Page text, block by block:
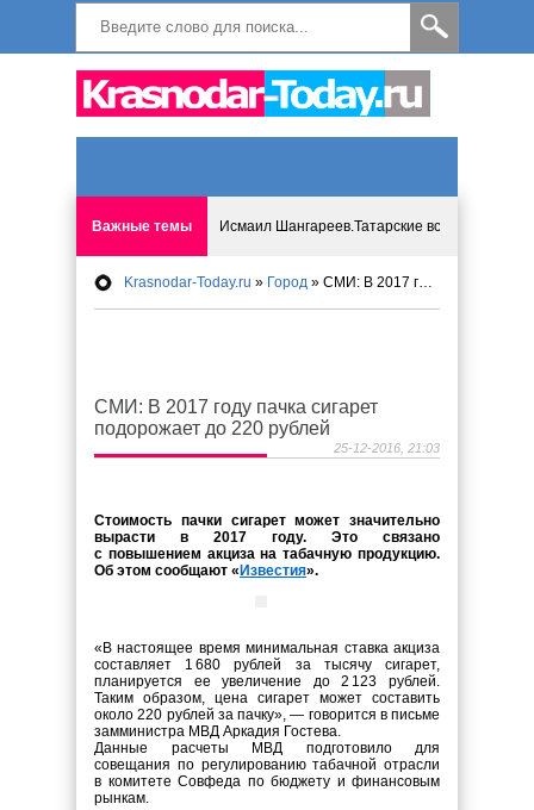
Важные темы Исмаил Шангареев.Татарские встречи на
Программа «Мир без слёз» впервые в Анапе:
Исмагил Шангареев. В поисках внутренней
Krasnodar-Today.ru » Город » СМИ: В 2017 году пачка сигарет подорожает до 220 рублей
СМИ: В 2017 году пачка сигарет
подорожает до 220 рублей
25-12-2016, 21:03
Стоимость пачки сигарет может значительно
вырасти в 2017 году. Это связано
с повышением акциза на табачную продукцию.
Об этом сообщают « Известия».
«В настоящее время минимальная ставка акциза
составляет 1 680 рублей за тысячу сигарет,
планируется ее увеличение до 2 123 рублей.
Таким образом, цена сигарет может составить
около 220 рублей за пачку», — говорится в письме
замминистра МВД Аркадия Гостева.
Данные расчеты МВД подготовило для
совещания по регулированию табачной отрасли
в комитете Совфеда по бюджету и финансовым
рынкам.